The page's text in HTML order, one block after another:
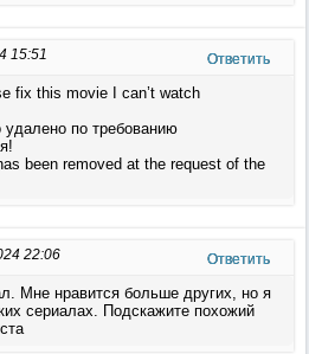
15:51 Ответить
fix this movie I can’t watch
удалено по требованию
been removed at the request of the
22:06 Ответить
Мне нравится больше других, но я
сериалах. Подскажите похожий